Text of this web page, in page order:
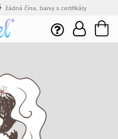
žádná čína, barvy s certifikáty
nejnovější technologie
do 24h
žádný zprostředkovatel
spokojených zákazníků